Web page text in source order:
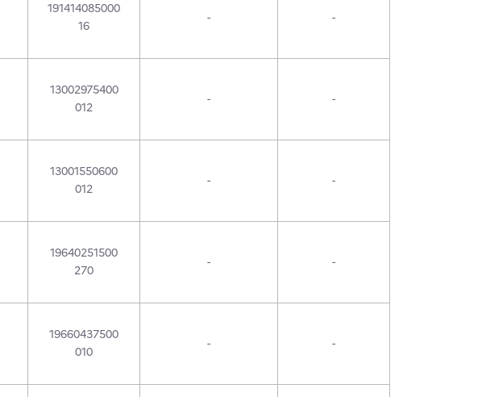
191414085000
16
- -
13002975400
012
- -
13001550600
012
- -
19640251500
270
- -
19660437500
010
- -